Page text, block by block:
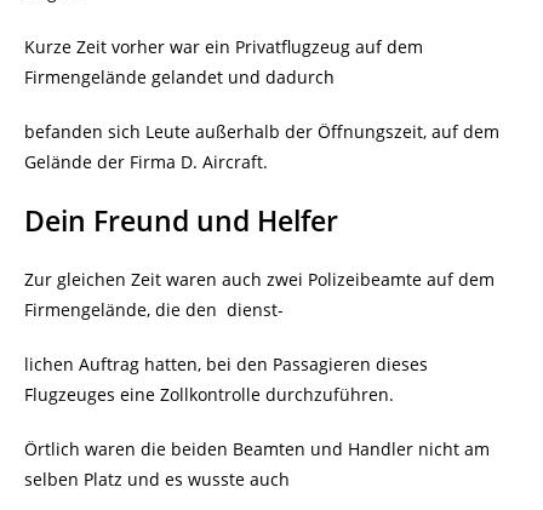
Kurze Zeit vorher war ein Privatflugzeug auf dem
Firmengelände gelandet und dadurch
befanden sich Leute außerhalb der Öffnungszeit, auf dem
Gelände der Firma D. Aircraft.
Dein Freund und Helfer
Zur gleichen Zeit waren auch zwei Polizeibeamte auf dem
Firmengelände, die den dienst-
lichen Auftrag hatten, bei den Passagieren dieses
Flugzeuges eine Zollkontrolle durchzuführen.
Örtlich waren die beiden Beamten und Handler nicht am
selben Platz und es wusste auch